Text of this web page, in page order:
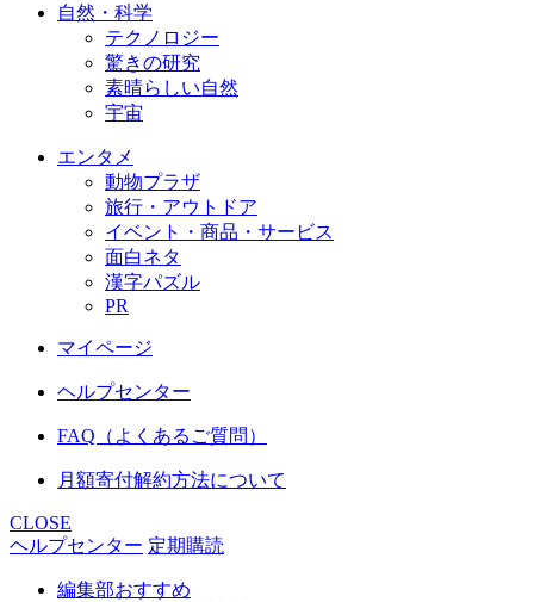
自然・科学
テクノロジー
驚きの研究
素晴らしい自然
宇宙
エンタメ
動物プラザ
旅行・アウトドア
イベント・商品・サービス
面白ネタ
漢字パズル
PR
マイページ
ヘルプセンター
FAQ（よくあるご質問）
月額寄付解約方法について
CLOSE
ヘルプセンター 定期購読
編集部おすすめ